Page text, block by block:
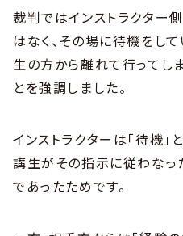
裁判ではインストラクター側
はなく、その場に待機をし
生の方から離れて行ってし
とを強調しました。
インストラクターは「待機」
講生がその指示に従わなっ
であったためです。